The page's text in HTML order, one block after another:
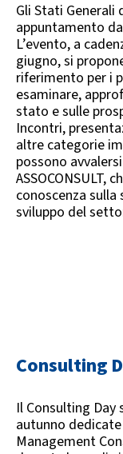
Gli Stati Generali
appuntamento
L’evento, a
giugno, si
riferimento per i
esaminare,
stato e sulle
Incontri,
altre categorie
possono
ASSOCONSULT,
conoscenza
sviluppo del
Consulting
Il Consulting
autunno
Management